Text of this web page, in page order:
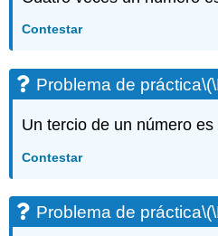
Ejercicio\
Ejercicio\
(\PageIndex{23}\)
(\PageIndex{24}\)
(\PageIndex{25}\)
(\PageIndex{26}\)
Ejercicio\
Contestar
Problema de práctica
Un tercio de un número es
Contestar
Problema de práctica